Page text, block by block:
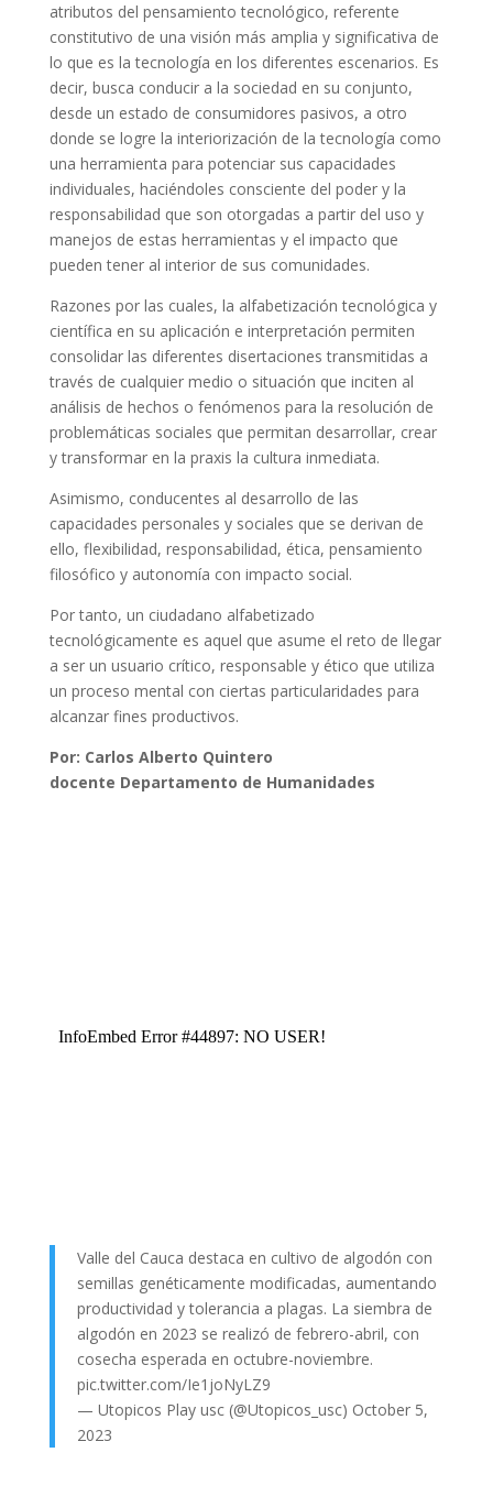
atributos del pensamiento tecnológico, referente
constitutivo de una visión más amplia y significativa de
lo que es la tecnología en los diferentes escenarios. Es
decir, busca conducir a la sociedad en su conjunto,
desde un estado de consumidores pasivos, a otro
donde se logre la interiorización de la tecnología como
una herramienta para potenciar sus capacidades
individuales, haciéndoles consciente del poder y la
responsabilidad que son otorgadas a partir del uso y
manejos de estas herramientas y el impacto que
pueden tener al interior de sus comunidades.
Razones por las cuales, la alfabetización tecnológica y
científica en su aplicación e interpretación permiten
consolidar las diferentes disertaciones transmitidas a
través de cualquier medio o situación que inciten al
análisis de hechos o fenómenos para la resolución de
problemáticas sociales que permitan desarrollar, crear
y transformar en la praxis la cultura inmediata.
Asimismo, conducentes al desarrollo de las
capacidades personales y sociales que se derivan de
ello, flexibilidad, responsabilidad, ética, pensamiento
filosófico y autonomía con impacto social.
Por tanto, un ciudadano alfabetizado
tecnológicamente es aquel que asume el reto de llegar
a ser un usuario crítico, responsable y ético que utiliza
un proceso mental con ciertas particularidades para
alcanzar fines productivos.
Por: Carlos Alberto Quintero
docente Departamento de Humanidades
Valle del Cauca destaca en cultivo de algodón con
semillas genéticamente modificadas, aumentando
productividad y tolerancia a plagas. La siembra de
algodón en 2023 se realizó de febrero-abril, con
cosecha esperada en octubre-noviembre.
pic.twitter.com/Ie1joNyLZ9
— Utopicos Play usc (@Utopicos_usc) October 5,
2023